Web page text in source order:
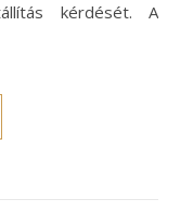
kérdését. A